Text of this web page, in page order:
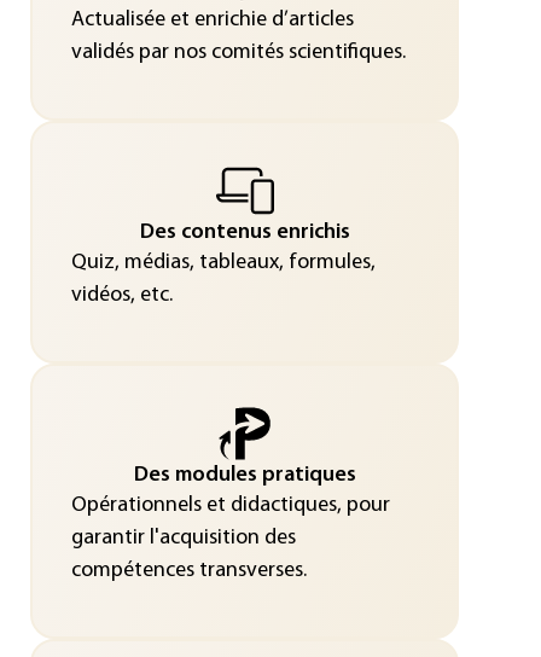
Actualisée et enrichie d’articles
validés par nos comités scientifiques.
Des contenus enrichis
Quiz, médias, tableaux, formules,
vidéos, etc.
Des modules pratiques
Opérationnels et didactiques, pour
garantir l'acquisition des
compétences transverses.